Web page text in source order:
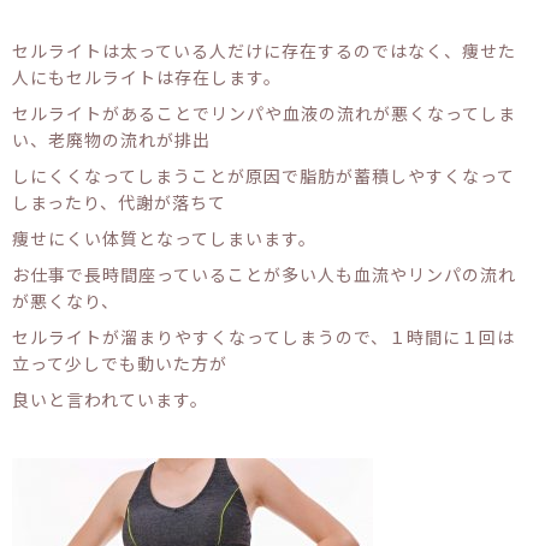
セルライトは太っている人だけに存在するのではなく、痩せた
人にもセルライトは存在します。
セルライトがあることでリンパや血液の流れが悪くなってしま
い、老廃物の流れが排出
しにくくなってしまうことが原因で脂肪が蓄積しやすくなって
しまったり、代謝が落ちて
痩せにくい体質となってしまいます。
お仕事で長時間座っていることが多い人も血流やリンパの流れ
が悪くなり、
セルライトが溜まりやすくなってしまうので、１時間に１回は
立って少しでも動いた方が
良いと言われています。